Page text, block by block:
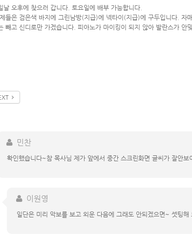
날 오후에 찾으러 갑니다. 토요일에 배부 가능합니다.
들은 검은색 바지에 그린남방(지급)에 넥타이(지급)에 구두입니다.
빼고 신디로만 가겠습니다. 피아노가 마이킹이 되지 않아 발란스가 안
민찬
확인했습니다~참 목사님 제가 앞에서 중간 스크린화면 글씨가 잘안
이원영
일단은 미리 악보를 보고 외운 다음에 그래도 안되겠으면~ 셋팅